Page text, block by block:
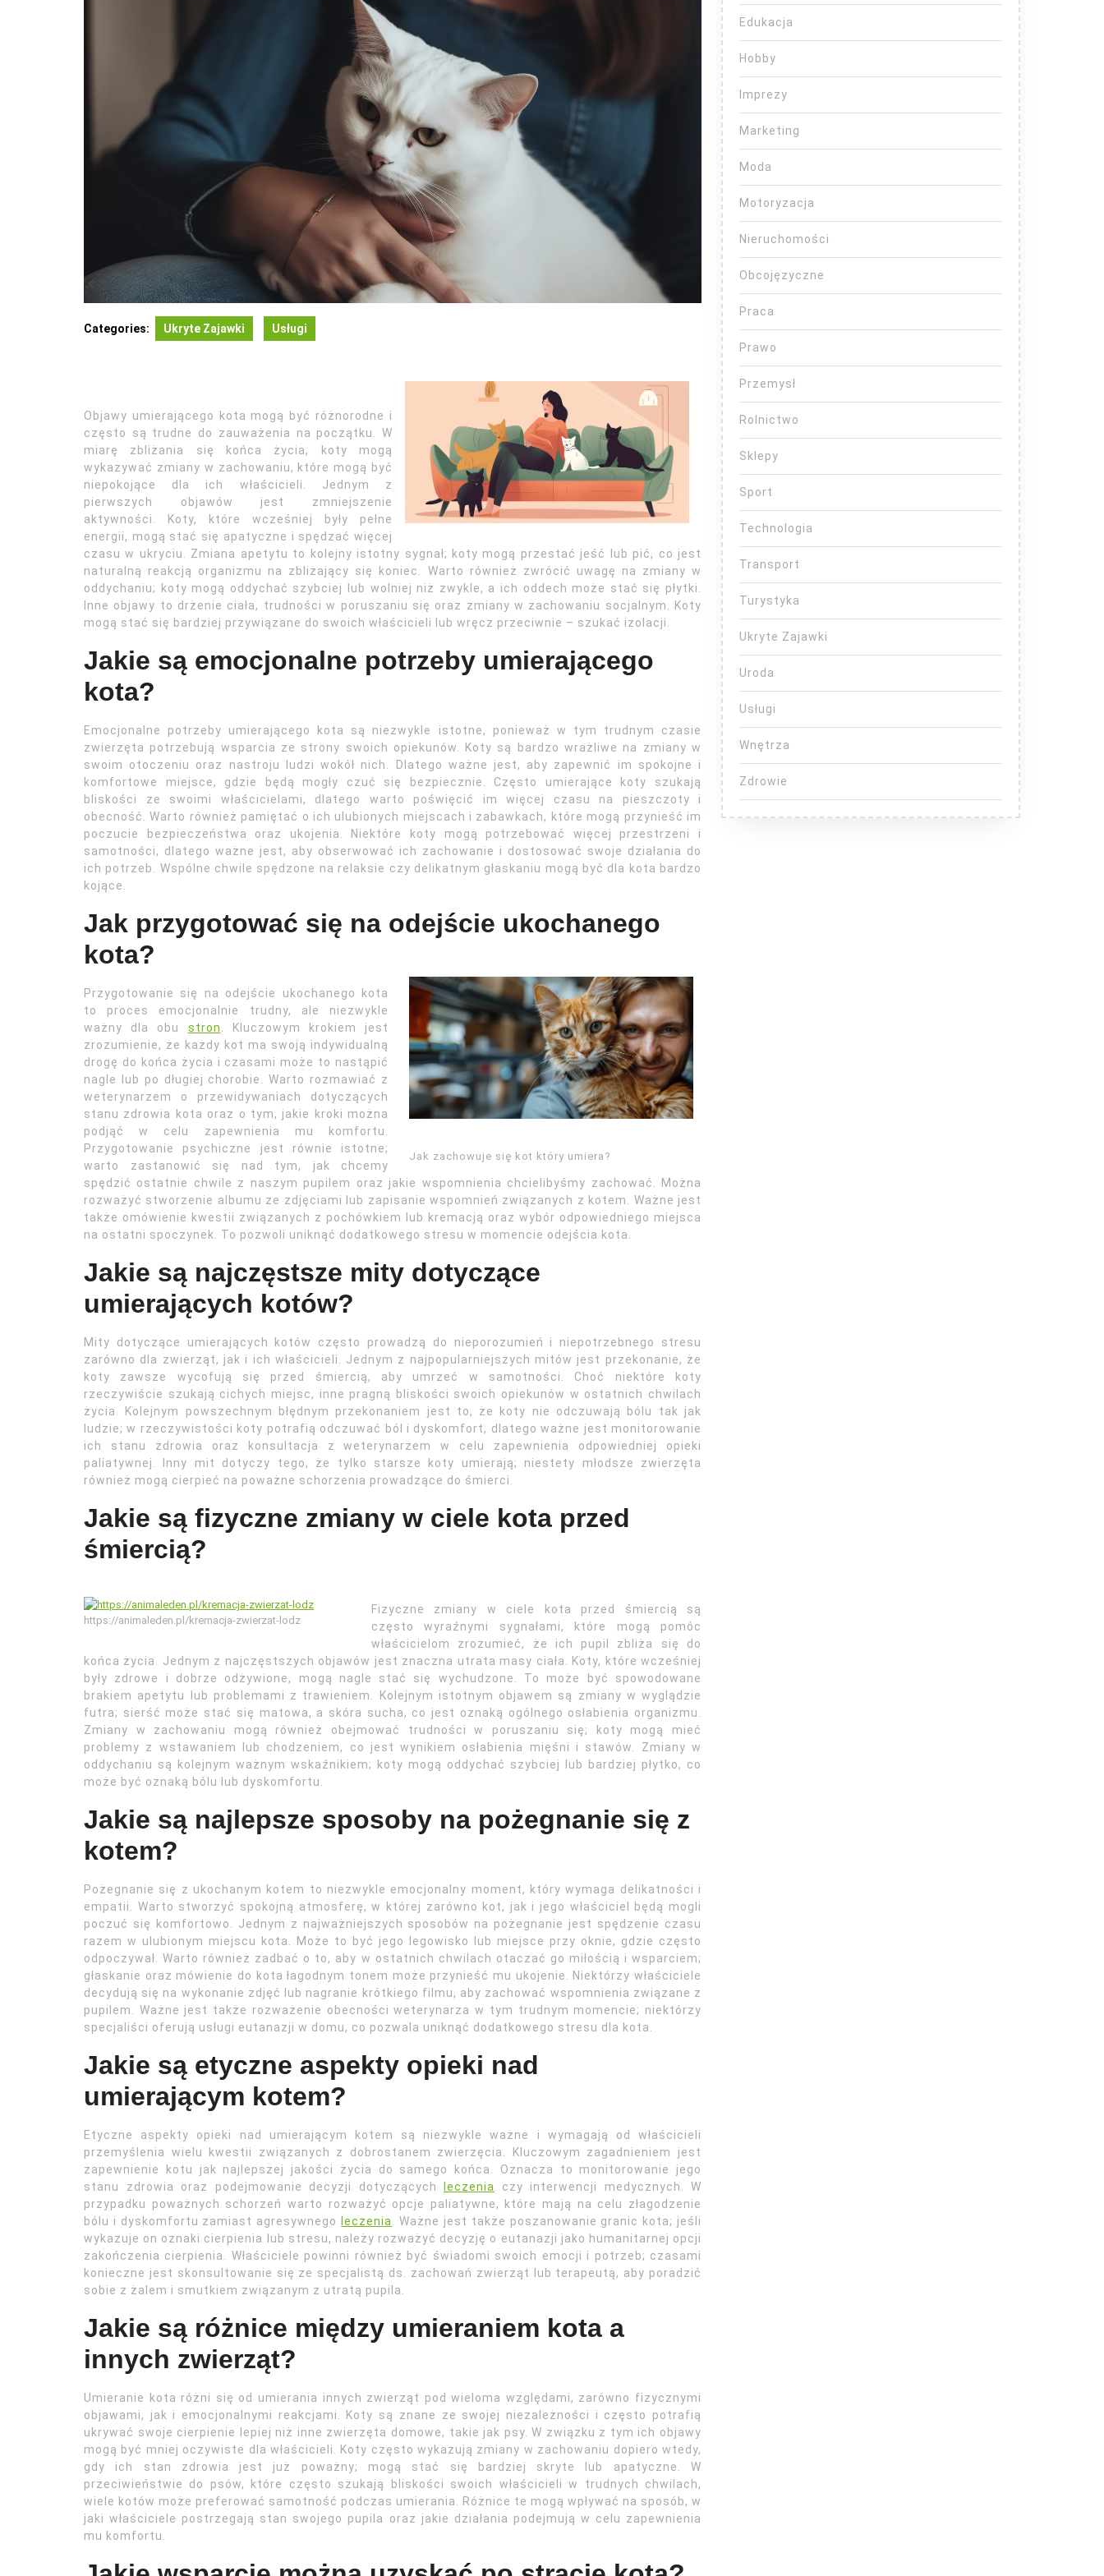
Categories: Ukryte Zajawki Usługi
Objawy umierającego kota mogą być różnorodne i
często są trudne do zauważenia na początku. W
miarę zbliżania się końca życia, koty mogą
wykazywać zmiany w zachowaniu, które mogą być
niepokojące dla ich właścicieli. Jednym z
pierwszych objawów jest zmniejszenie
aktywności. Koty, które wcześniej były pełne
energii, mogą stać się apatyczne i spędzać więcej
czasu w ukryciu. Zmiana apetytu to kolejny istotny sygnał; koty mogą przestać jeść lub pić, co jest
naturalną reakcją organizmu na zbliżający się koniec. Warto również zwrócić uwagę na zmiany w
oddychaniu; koty mogą oddychać szybciej lub wolniej niż zwykle, a ich oddech może stać się płytki.
Inne objawy to drżenie ciała, trudności w poruszaniu się oraz zmiany w zachowaniu socjalnym. Koty
mogą stać się bardziej przywiązane do swoich właścicieli lub wręcz przeciwnie – szukać izolacji.
Jakie są emocjonalne potrzeby umierającego
kota?
Emocjonalne potrzeby umierającego kota są niezwykle istotne, ponieważ w tym trudnym czasie
zwierzęta potrzebują wsparcia ze strony swoich opiekunów. Koty są bardzo wrażliwe na zmiany w
swoim otoczeniu oraz nastroju ludzi wokół nich. Dlatego ważne jest, aby zapewnić im spokojne i
komfortowe miejsce, gdzie będą mogły czuć się bezpiecznie. Często umierające koty szukają
bliskości ze swoimi właścicielami, dlatego warto poświęcić im więcej czasu na pieszczoty i
obecność. Warto również pamiętać o ich ulubionych miejscach i zabawkach, które mogą przynieść im
poczucie bezpieczeństwa oraz ukojenia. Niektóre koty mogą potrzebować więcej przestrzeni i
samotności, dlatego ważne jest, aby obserwować ich zachowanie i dostosować swoje działania do
ich potrzeb. Wspólne chwile spędzone na relaksie czy delikatnym głaskaniu mogą być dla kota bardzo
kojące.
Jak przygotować się na odejście ukochanego
kota?
Jak zachowuje się kot który umiera?
Przygotowanie się na odejście ukochanego kota
to proces emocjonalnie trudny, ale niezwykle
ważny dla obu stron . Kluczowym krokiem jest
zrozumienie, że każdy kot ma swoją indywidualną
drogę do końca życia i czasami może to nastąpić
nagle lub po długiej chorobie. Warto rozmawiać z
weterynarzem o przewidywaniach dotyczących
stanu zdrowia kota oraz o tym, jakie kroki można
podjąć w celu zapewnienia mu komfortu.
Przygotowanie psychiczne jest równie istotne;
warto zastanowić się nad tym, jak chcemy
spędzić ostatnie chwile z naszym pupilem oraz jakie wspomnienia chcielibyśmy zachować. Można
rozważyć stworzenie albumu ze zdjęciami lub zapisanie wspomnień związanych z kotem. Ważne jest
także omówienie kwestii związanych z pochówkiem lub kremacją oraz wybór odpowiedniego miejsca
na ostatni spoczynek. To pozwoli uniknąć dodatkowego stresu w momencie odejścia kota.
Jakie są najczęstsze mity dotyczące
umierających kotów?
Mity dotyczące umierających kotów często prowadzą do nieporozumień i niepotrzebnego stresu
zarówno dla zwierząt, jak i ich właścicieli. Jednym z najpopularniejszych mitów jest przekonanie, że
koty zawsze wycofują się przed śmiercią, aby umrzeć w samotności. Choć niektóre koty
rzeczywiście szukają cichych miejsc, inne pragną bliskości swoich opiekunów w ostatnich chwilach
życia. Kolejnym powszechnym błędnym przekonaniem jest to, że koty nie odczuwają bólu tak jak
ludzie; w rzeczywistości koty potrafią odczuwać ból i dyskomfort, dlatego ważne jest monitorowanie
ich stanu zdrowia oraz konsultacja z weterynarzem w celu zapewnienia odpowiedniej opieki
paliatywnej. Inny mit dotyczy tego, że tylko starsze koty umierają; niestety młodsze zwierzęta
również mogą cierpieć na poważne schorzenia prowadzące do śmierci.
Jakie są fizyczne zmiany w ciele kota przed
śmiercią?
https://animaleden.pl/kremacja-zwierzat-lodz
Fizyczne zmiany w ciele kota przed śmiercią są
często wyraźnymi sygnałami, które mogą pomóc
właścicielom zrozumieć, że ich pupil zbliża się do
końca życia. Jednym z najczęstszych objawów jest znaczna utrata masy ciała. Koty, które wcześniej
były zdrowe i dobrze odżywione, mogą nagle stać się wychudzone. To może być spowodowane
brakiem apetytu lub problemami z trawieniem. Kolejnym istotnym objawem są zmiany w wyglądzie
futra; sierść może stać się matowa, a skóra sucha, co jest oznaką ogólnego osłabienia organizmu.
Zmiany w zachowaniu mogą również obejmować trudności w poruszaniu się; koty mogą mieć
problemy z wstawaniem lub chodzeniem, co jest wynikiem osłabienia mięśni i stawów. Zmiany w
oddychaniu są kolejnym ważnym wskaźnikiem; koty mogą oddychać szybciej lub bardziej płytko, co
może być oznaką bólu lub dyskomfortu.
Jakie są najlepsze sposoby na pożegnanie się z
kotem?
Pożegnanie się z ukochanym kotem to niezwykle emocjonalny moment, który wymaga delikatności i
empatii. Warto stworzyć spokojną atmosferę, w której zarówno kot, jak i jego właściciel będą mogli
poczuć się komfortowo. Jednym z najważniejszych sposobów na pożegnanie jest spędzenie czasu
razem w ulubionym miejscu kota. Może to być jego legowisko lub miejsce przy oknie, gdzie często
odpoczywał. Warto również zadbać o to, aby w ostatnich chwilach otaczać go miłością i wsparciem;
głaskanie oraz mówienie do kota łagodnym tonem może przynieść mu ukojenie. Niektórzy właściciele
decydują się na wykonanie zdjęć lub nagranie krótkiego filmu, aby zachować wspomnienia związane z
pupilem. Ważne jest także rozważenie obecności weterynarza w tym trudnym momencie; niektórzy
specjaliści oferują usługi eutanazji w domu, co pozwala uniknąć dodatkowego stresu dla kota.
Jakie są etyczne aspekty opieki nad
umierającym kotem?
Etyczne aspekty opieki nad umierającym kotem są niezwykle ważne i wymagają od właścicieli
przemyślenia wielu kwestii związanych z dobrostanem zwierzęcia. Kluczowym zagadnieniem jest
zapewnienie kotu jak najlepszej jakości życia do samego końca. Oznacza to monitorowanie jego
stanu zdrowia oraz podejmowanie decyzji dotyczących
leczenia
czy interwencji medycznych. W
przypadku poważnych schorzeń warto rozważyć opcje paliatywne, które mają na celu złagodzenie
bólu i dyskomfortu zamiast agresywnego
leczenia
. Ważne jest także poszanowanie granic kota; jeśli
wykazuje on oznaki cierpienia lub stresu, należy rozważyć decyzję o eutanazji jako humanitarnej opcji
zakończenia cierpienia. Właściciele powinni również być świadomi swoich emocji i potrzeb; czasami
konieczne jest skonsultowanie się ze specjalistą ds. zachowań zwierząt lub terapeutą, aby poradzić
sobie z żalem i smutkiem związanym z utratą pupila.
Jakie są różnice między umieraniem kota a
innych zwierząt?
Umieranie kota różni się od umierania innych zwierząt pod wieloma względami, zarówno fizycznymi
objawami, jak i emocjonalnymi reakcjami. Koty są znane ze swojej niezależności i często potrafią
ukrywać swoje cierpienie lepiej niż inne zwierzęta domowe, takie jak psy. W związku z tym ich objawy
mogą być mniej oczywiste dla właścicieli. Koty często wykazują zmiany w zachowaniu dopiero wtedy,
gdy ich stan zdrowia jest już poważny; mogą stać się bardziej skryte lub apatyczne. W
przeciwieństwie do psów, które często szukają bliskości swoich właścicieli w trudnych chwilach,
wiele kotów może preferować samotność podczas umierania. Różnice te mogą wpływać na sposób, w
jaki właściciele postrzegają stan swojego pupila oraz jakie działania podejmują w celu zapewnienia
mu komfortu.
Edukacja
Hobby
Imprezy
Marketing
Moda
Motoryzacja
Nieruchomości
Obcojęzyczne
Praca
Prawo
Przemysł
Rolnictwo
Sklepy
Sport
Technologia
Transport
Turystyka
Ukryte Zajawki
Uroda
Usługi
Wnętrza
Zdrowie